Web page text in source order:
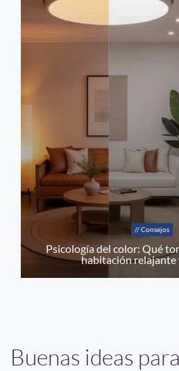
// Consejos
Psicología del color: Qué
habitación relajante
Buenas ideas